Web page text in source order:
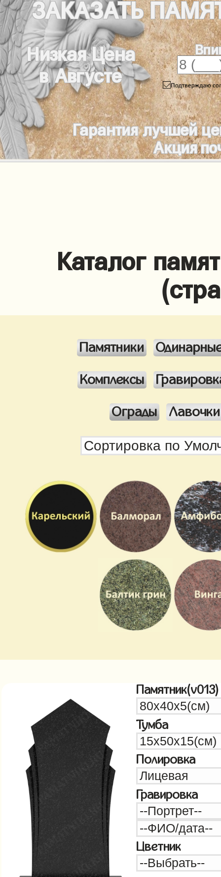
ЗАКАЗАТЬ
Низкая Цена
в Августе
Гарантия лучшей
Акция
Каталог
Памятники
Комплексы
Ограды
Памятник(v013)
Тумба
Полировка
Гравировка
Цветник